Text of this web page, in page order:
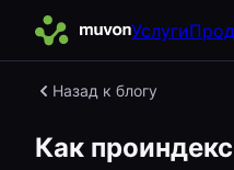
Услуги
Назад к блогу
Как